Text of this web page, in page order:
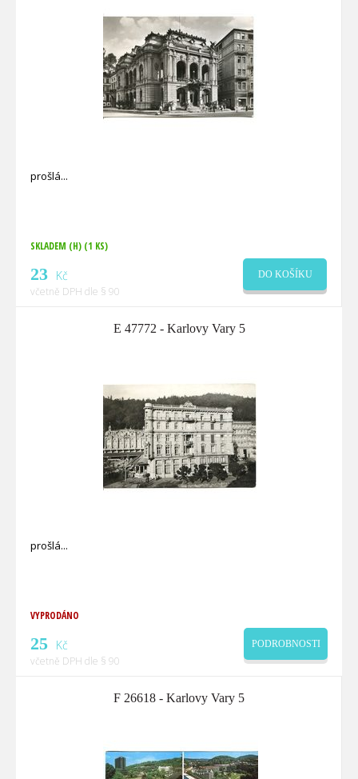
prošlá
SKLADEM (H) (1 KS)
23 Kč
včetně DPH dle § 90
DO KOŠÍKU
E 47772 - Karlovy Vary 5
prošlá
VYPRODÁNO
25 Kč
včetně DPH dle § 90
PODROBNOSTI
F 26618 - Karlovy Vary 5